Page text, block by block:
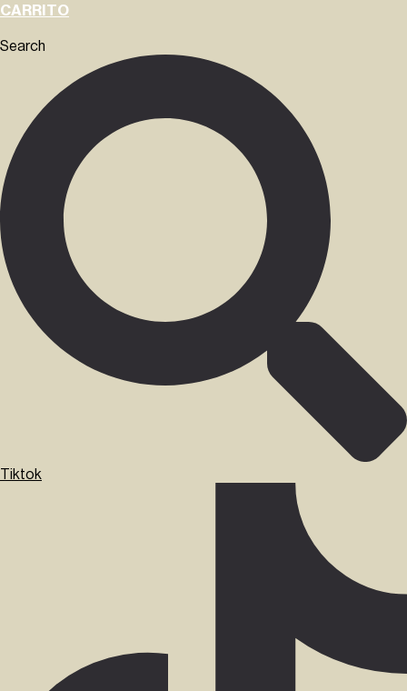
CARRITO
Search
Tiktok